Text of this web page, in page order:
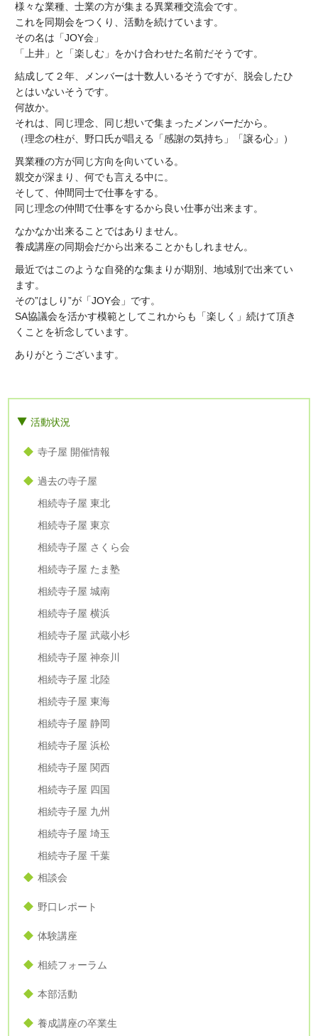
様々な業種、士業の方が集まる異業種交流会です。
これを同期会をつくり、活動を続けています。
その名は「JOY会」
「上井」と「楽しむ」をかけ合わせた名前だそうです。
結成して２年、メンバーは十数人いるそうですが、脱会したひ
とはいないそうです。
何故か。
それは、同じ理念、同じ想いで集まったメンバーだから。
（理念の柱が、野口氏が唱える「感謝の気持ち」「譲る心」）
異業種の方が同じ方向を向いている。
親交が深まり、何でも言える中に。
そして、仲間同士で仕事をする。
同じ理念の仲間で仕事をするから良い仕事が出来ます。
なかなか出来ることではありません。
養成講座の同期会だから出来ることかもしれません。
最近ではこのような自発的な集まりが期別、地域別で出来てい
ます。
その”はしり”が「JOY会」です。
SA協議会を活かす模範としてこれからも「楽しく」続けて頂き
くことを祈念しています。
ありがとうございます。
活動状況
寺子屋 開催情報
過去の寺子屋
相続寺子屋 東北
相続寺子屋 東京
相続寺子屋 さくら会
相続寺子屋 たま塾
相続寺子屋 城南
相続寺子屋 横浜
相続寺子屋 武蔵小杉
相続寺子屋 神奈川
相続寺子屋 北陸
相続寺子屋 東海
相続寺子屋 静岡
相続寺子屋 浜松
相続寺子屋 関西
相続寺子屋 四国
相続寺子屋 九州
相続寺子屋 埼玉
相続寺子屋 千葉
相談会
野口レポート
体験講座
相続フォーラム
本部活動
養成講座の卒業生